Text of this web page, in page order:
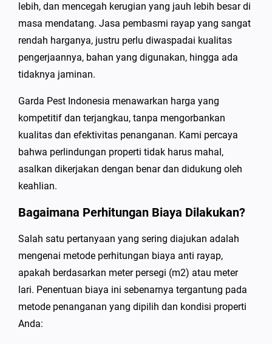
lebih, dan mencegah kerugian yang jauh lebih besar di
masa mendatang. Jasa pembasmi rayap yang sangat
rendah harganya, justru perlu diwaspadai kualitas
pengerjaannya, bahan yang digunakan, hingga ada
tidaknya jaminan.
Garda Pest Indonesia menawarkan harga yang
kompetitif dan terjangkau, tanpa mengorbankan
kualitas dan efektivitas penanganan. Kami percaya
bahwa perlindungan properti tidak harus mahal,
asalkan dikerjakan dengan benar dan didukung oleh
keahlian.
Bagaimana Perhitungan Biaya Dilakukan?
Salah satu pertanyaan yang sering diajukan adalah
mengenai metode perhitungan biaya anti rayap,
apakah berdasarkan meter persegi (m2) atau meter
lari. Penentuan biaya ini sebenarnya tergantung pada
metode penanganan yang dipilih dan kondisi properti
Anda: